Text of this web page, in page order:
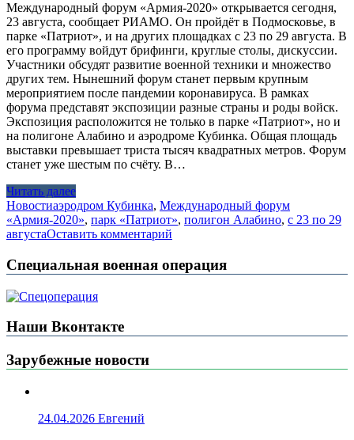
Международный форум «Армия-2020» открывается сегодня,
23 августа, сообщает РИАМО. Он пройдёт в Подмосковье, в
парке «Патриот», и на других площадках с 23 по 29 августа. В
его программу войдут брифинги, круглые столы, дискуссии.
Участники обсудят развитие военной техники и множество
других тем. Нынешний форум станет первым крупным
мероприятием после пандемии коронавируса. В рамках
форума представят экспозиции разные страны и роды войск.
Экспозиция расположится не только в парке «Патриот», но и
на полигоне Алабино и аэродроме Кубинка. Общая площадь
выставки превышает триста тысяч квадратных метров. Форум
станет уже шестым по счёту. В…
Читать далее
Новостиаэродром Кубинка, Международный форум
«Армия-2020», парк «Патриот», полигон Алабино, с 23 по 29
августаОставить комментарий
Специальная военная операция
Наши Вконтакте
Зарубежные новости
24.04.2026 Евгений